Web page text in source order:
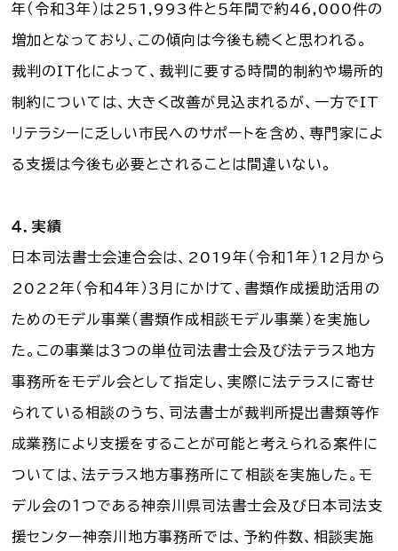
年（令和３年）は251,993件と５年間で約46,000件の
増加となっており、この傾向は今後も続くと思われる。
裁判のIT化によって、裁判に要する時間的制約や場所的
制約については、大きく改善が見込まれるが、一方でIT
リテラシーに乏しい市民へのサポートを含め、専門家によ
る支援は今後も必要とされることは間違いない。
４．実績
日本司法書士会連合会は、2019年（令和１年）12月から
2022年（令和４年）３月にかけて、書類作成援助活用の
ためのモデル事業（書類作成相談モデル事業）を実施し
た。この事業は３つの単位司法書士会及び法テラス地方
事務所をモデル会として指定し、実際に法テラスに寄せ
られている相談のうち、司法書士が裁判所提出書類等作
成業務により支援をすることが可能と考えられる案件に
ついては、法テラス地方事務所にて相談を実施した。モ
デル会の１つである神奈川県司法書士会及び日本司法支
援センター神奈川地方事務所では、予約件数、相談実施